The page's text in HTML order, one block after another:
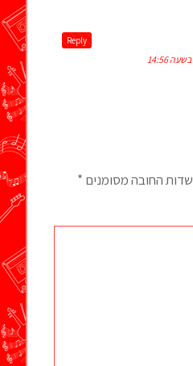
Reply
שדות החובה מסומנים *